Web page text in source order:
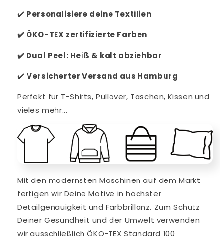
✔️ Personalisiere deine Textilien
✔️ ÖKO-TEX zertifizierte Farben
✔️ Dual Peel: Heiß & kalt abziehbar
✔️ Versicherter Versand aus Hamburg
Perfekt für T-Shirts, Pullover, Taschen, Kissen und
vieles mehr...
Mit den modernsten Maschinen auf dem Markt
fertigen wir Deine Motive in höchster
Detailgenauigkeit und Farbbrillanz. Zum Schutz
Deiner Gesundheit und der Umwelt verwenden
wir ausschließlich ÖKO-TEX Standard 100